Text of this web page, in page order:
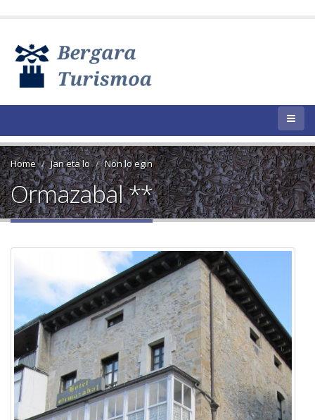
Home Jan eta lo Non lo egin
Ormazabal **